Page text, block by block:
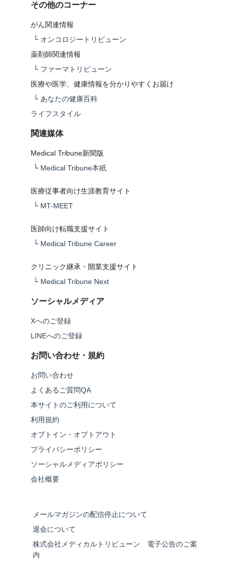
その他のコーナー
がん関連情報
└ オンコロジートリビューン
薬剤師関連情報
└ ファーマトリビューン
医療や医学、健康情報を分かりやすくお届け
└ あなたの健康百科
ライフスタイル
関連媒体
Medical Tribune新聞版
└ Medical Tribune本紙
医療従事者向け生涯教育サイト
└ MT-MEET
医師向け転職支援サイト
└ Medical Tribune Career
クリニック継承・開業支援サイト
└ Medical Tribune Next
ソーシャルメディア
Xへのご登録
LINEへのご登録
お問い合わせ・規約
お問い合わせ
よくあるご質問QA
本サイトのご利用について
利用規約
オプトイン・オプトアウト
プライバシーポリシー
ソーシャルメディアポリシー
会社概要
メールマガジンの配信停止について
退会について
株式会社メディカルトリビューン 電子公告のご案
内